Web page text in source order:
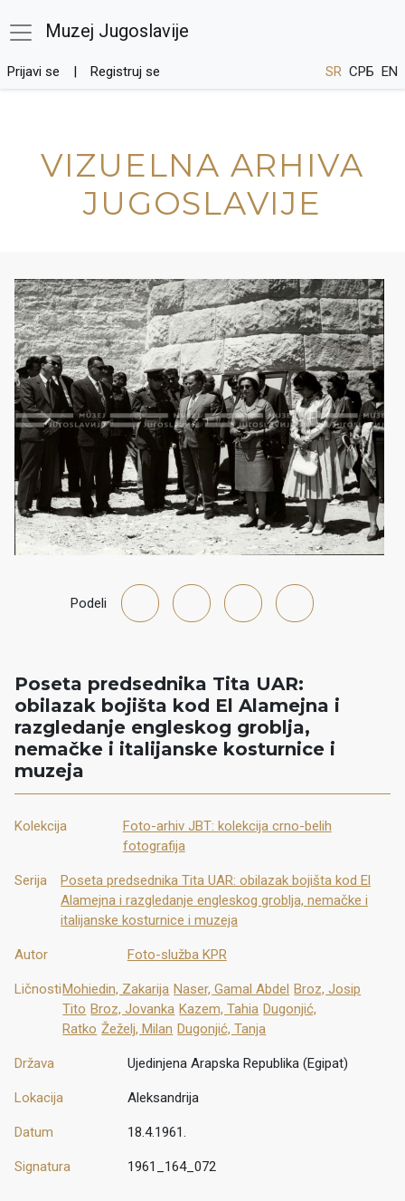
Muzej Jugoslavije
Prijavi se Registruj se SR СРБ EN
VIZUELNA ARHIVA
JUGOSLAVIJE
Podeli
Poseta predsednika Tita UAR:
obilazak bojišta kod El Alamejna i
razgledanje engleskog groblja,
nemačke i italijanske kosturnice i
muzeja
Kolekcija
Foto-arhiv JBT: kolekcija crno-belih
fotografija
Serija
Poseta predsednika Tita UAR: obilazak bojišta kod El
Alamejna i razgledanje engleskog groblja, nemačke i
italijanske kosturnice i muzeja
Autor Foto-služba KPR
Ličnosti Mohiedin, Zakarija Naser, Gamal Abdel
Broz, Josip
Tito Broz, Jovanka Kazem, Tahia Dugonjić,
Ratko Žeželj, Milan Dugonjić, Tanja
Država Ujedinjena Arapska Republika (Egipat)
Lokacija Aleksandrija
Datum 18.4.1961.
Signatura 1961_164_072